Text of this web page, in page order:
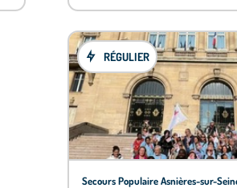
RÉGULIER
Secours Populaire Asnières-sur-